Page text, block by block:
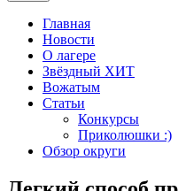
Главная
Новости
О лагере
Звёздный ХИТ
Вожатым
Статьи
Конкурсы
Приколюшки :)
Обзор округи